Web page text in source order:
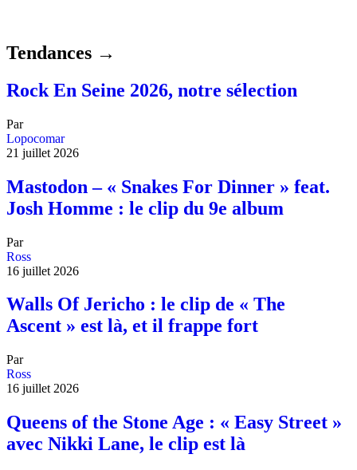
Tendances →
Rock En Seine 2026, notre sélection
Par
Lopocomar
21 juillet 2026
Mastodon – « Snakes For Dinner » feat.
Josh Homme : le clip du 9e album
Par
Ross
16 juillet 2026
Walls Of Jericho : le clip de « The
Ascent » est là, et il frappe fort
Par
Ross
16 juillet 2026
Queens of the Stone Age : « Easy Street »
avec Nikki Lane, le clip est là